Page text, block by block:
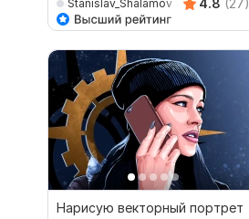
Stanislav_Shalamov
Нарисую векторный портрет